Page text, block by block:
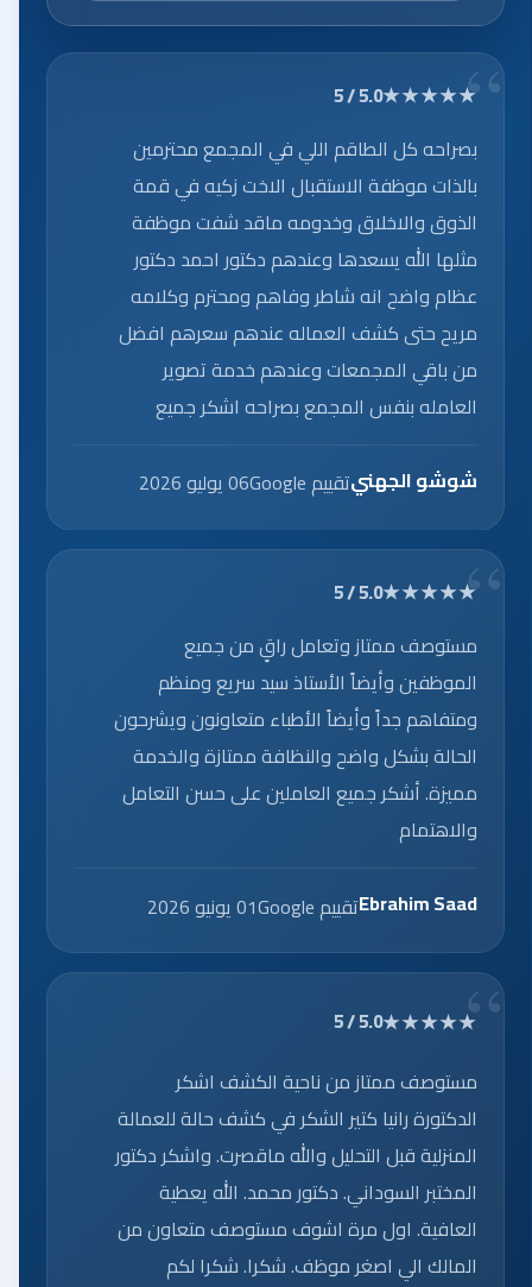
★★★★★
5.0 / 5
بصراحه كل الطاقم اللي في المجمع محترمين
بالذات موظفة الاستقبال الاخت زكيه في قمة
الذوق والاخلاق وخدومه ماقد شفت موظفة
مثلها الله يسعدها وعندهم دكتور احمد دكتور
عظام واضح انه شاطر وفاهم ومحترم وكلامه
مريح حتى كشف العماله عندهم سعرهم افضل
من باقي المجمعات وعندهم خدمة تصوير
العامله بنفس المجمع بصراحه اشكر جميع
شوشو الجهنيتقييم Google 06 يوليو 2026
★★★★★
5.0 / 5
مستوصف ممتاز وتعامل راقٍ من جميع
الموظفين وأيضاً الأستاذ سيد سريع ومنظم
ومتفاهم جداً وأيضاً الأطباء متعاونون ويشرحون
الحالة بشكل واضح والنظافة ممتازة والخدمة
مميزة. أشكر جميع العاملين على حسن التعامل
والاهتمام
Ebrahim Saadتقييم Google 01 يونيو 2026
★★★★★
5.0 / 5
مستوصف ممتاز من ناحية الكشف اشكر
الدكتورة رانيا كتير الشكر في كشف حالة للعمالة
المنزلية قبل التحليل والله ماقصرت. واشكر دكتور
المختبر السوداني. دكتور محمد. الله يعطية
العافية. اول مرة اشوف مستوصف متعاون من
المالك الي اصغر موظف. شكرا. شكرا لكم